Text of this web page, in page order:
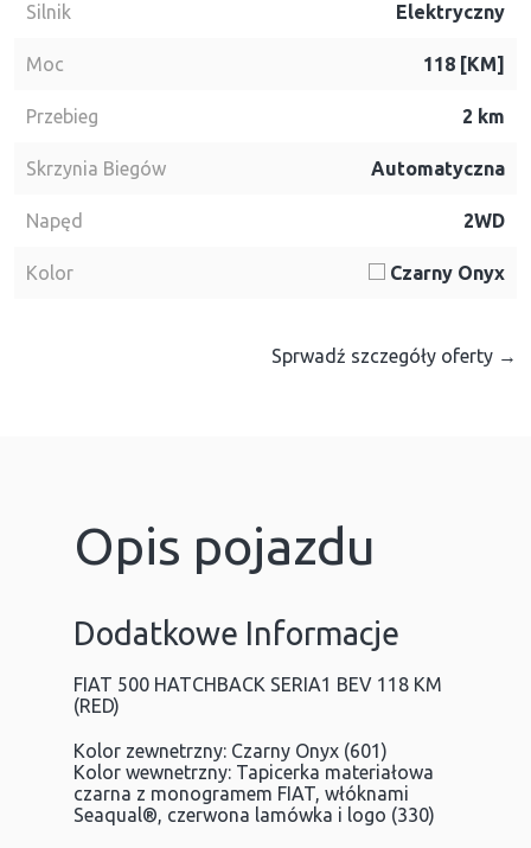
Silnik Elektryczny
Moc 118 [KM]
Przebieg 2 km
Skrzynia Biegów Automatyczna
Napęd 2WD
Kolor Czarny Onyx
Sprwadź szczegóły oferty →
Opis pojazdu
Dodatkowe Informacje
FIAT 500 HATCHBACK SERIA1 BEV 118 KM
(RED)
Kolor zewnetrzny: Czarny Onyx (601)
Kolor wewnetrzny: Tapicerka materiałowa
czarna z monogramem FIAT, włóknami
Seaqual®, czerwona lamówka i logo (330)